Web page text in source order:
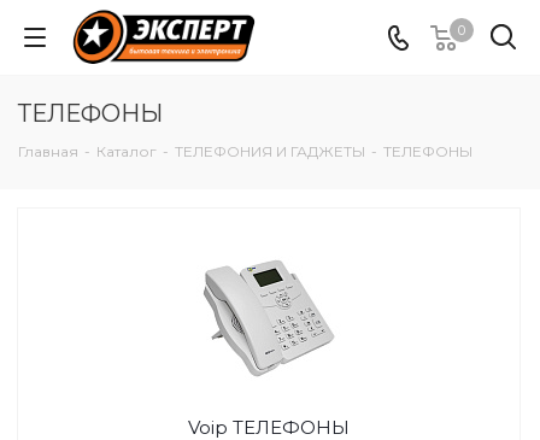
0
ТЕЛЕФОНЫ
Главная - Каталог - ТЕЛЕФОНИЯ И ГАДЖЕТЫ - ТЕЛЕФОНЫ
Voip ТЕЛЕФОНЫ